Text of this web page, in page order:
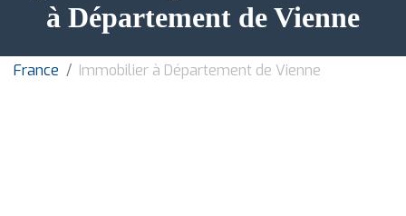
à Département de Vienne
France Immobilier à Département de Vienne